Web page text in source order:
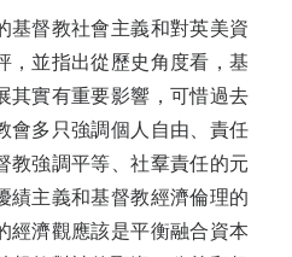
基督教社會主義和對英美資
，並指出從歷史角度看，基
其實有重要影響，可惜過去
會多只強調個人自由、責任
教強調平等、社羣責任的元
績主義和基督教經濟倫理的
經濟觀應該是平衡融合資本